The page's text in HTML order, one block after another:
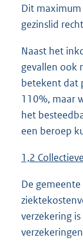
Dit
gezinslid
Naast het
gevallen ook
betekent dat
110%, maar
het
een beroep
1,2
De
verzekering